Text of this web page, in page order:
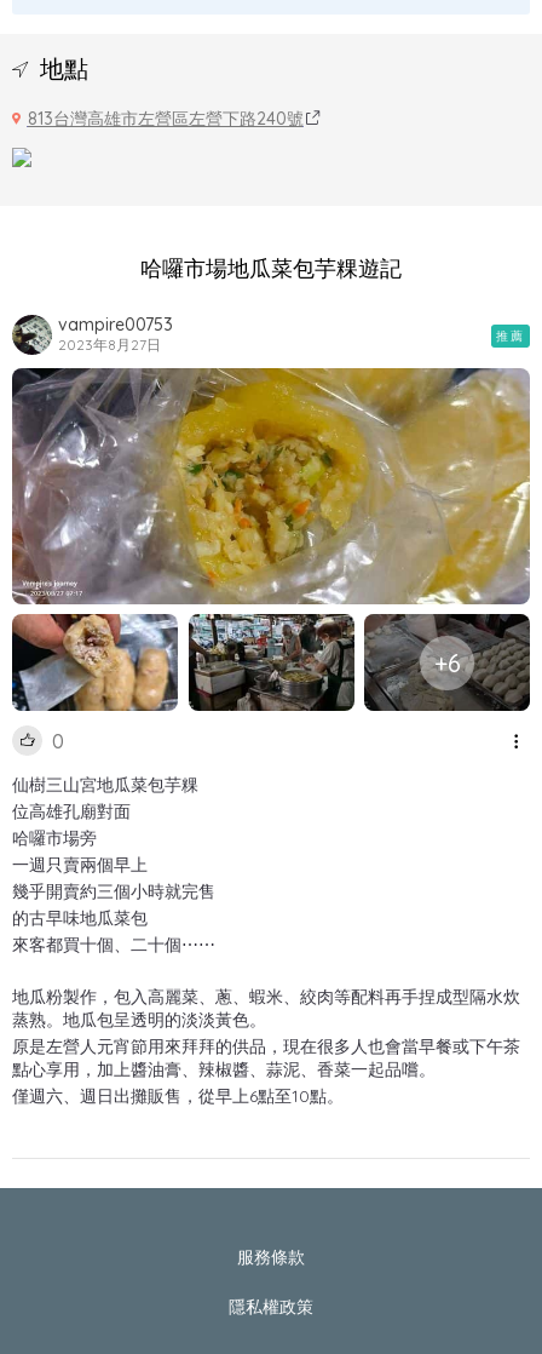
地點
813台灣高雄市左營區左營下路240號
哈囉市場地瓜菜包芋粿遊記
vampire00753
2023年8月27日 推薦
+6
0
仙樹三山宮地瓜菜包芋粿
位高雄孔廟對面
哈囉市場旁
一週只賣兩個早上
幾乎開賣約三個小時就完售
的古早味地瓜菜包
來客都買十個、二十個⋯⋯
地瓜粉製作，包入高麗菜、蔥、蝦米、絞肉等配料再手捏成型隔水炊
蒸熟。地瓜包呈透明的淡淡黃色。
原是左營人元宵節用來拜拜的供品，現在很多人也會當早餐或下午茶
點心享用，加上醬油膏、辣椒醬、蒜泥、香菜一起品嚐。
僅週六、週日出攤販售，從早上6點至10點。
服務條款
隱私權政策